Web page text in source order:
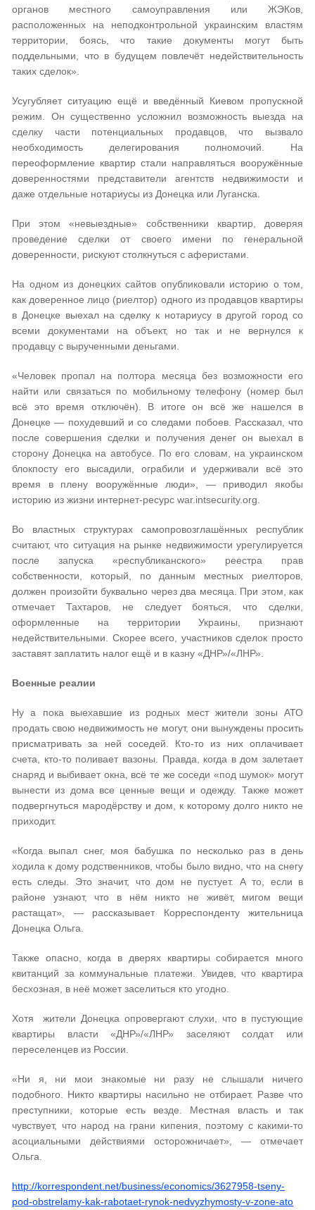
органов местного самоуправления или ЖЭКов,
расположенных на неподконтрольной украинским властям
территории, боясь, что такие документы могут быть
поддельными, что в будущем повлечёт недействительность
таких сделок».
Усугубляет ситуацию ещё и введённый Киевом пропускной
режим. Он существенно усложнил возможность выезда на
сделку части потенциальных продавцов, что вызвало
необходимость делегирования полномочий. На
переоформление квартир стали направляться вооружённые
доверенностями представители агентств недвижимости и
даже отдельные нотариусы из Донецка или Луганска.
При этом «невыездные» собственники квартир, доверяя
проведение сделки от своего имени по генеральной
доверенности, рискуют столкнуться с аферистами.
На одном из донецких сайтов опубликовали историю о том,
как доверенное лицо (риелтор) одного из продавцов квартиры
в Донецке выехал на сделку к нотариусу в другой город со
всеми документами на объект, но так и не вернулся к
продавцу с вырученными деньгами.
«Человек пропал на полтора месяца без возможности его
найти или связаться по мобильному телефону (номер был
всё это время отключён). В итоге он всё же нашелся в
Донецке — похудевший и со следами побоев. Рассказал, что
после совершения сделки и получения денег он выехал в
сторону Донецка на автобусе. По его словам, на украинском
блокпосту его высадили, ограбили и удерживали всё это
время в плену вооружённые люди», — приводил якобы
историю из жизни интернет-ресурс war.intsecurity.org.
Во властных структурах самопровозглашённых республик
считают, что ситуация на рынке недвижимости урегулируется
после запуска «республиканского» реестра прав
собственности, который, по данным местных риелторов,
должен произойти буквально через два месяца. При этом, как
отмечает Тахтаров, не следует бояться, что сделки,
оформленные на территории Украины, признают
недействительными. Скорее всего, участников сделок просто
заставят заплатить налог ещё и в казну «ДНР»/«ЛНР».
Военные реалии
Ну а пока выехавшие из родных мест жители зоны АТО
продать свою недвижимость не могут, они вынуждены просить
присматривать за ней соседей. Кто-то из них оплачивает
счета, кто-то поливает вазоны. Правда, когда в дом залетает
снаряд и выбивает окна, всё те же соседи «под шумок» могут
вынести из дома все ценные вещи и одежду. Также может
подвергнуться мародёрству и дом, к которому долго никто не
приходит.
«Когда выпал снег, моя бабушка по несколько раз в день
ходила к дому родственников, чтобы было видно, что на снегу
есть следы. Это значит, что дом не пустует. А то, если в
районе узнают, что в нём никто не живёт, мигом вещи
растащат», — рассказывает Корреспонденту жительница
Донецка Ольга.
Также опасно, когда в дверях квартиры собирается много
квитанций за коммунальные платежи. Увидев, что квартира
бесхозная, в неё может заселиться кто угодно.
Хотя жители Донецка опровергают слухи, что в пустующие
квартиры власти «ДНР»/«ЛНР» заселяют солдат или
переселенцев из России.
«Ни я, ни мои знакомые ни разу не слышали ничего
подобного. Никто квартиры насильно не отбирает. Разве что
преступники, которые есть везде. Местная власть и так
чувствует, что народ на грани кипения, поэтому с какими-то
асоциальными действиями осторожничает», — отмечает
Ольга.
http://korrespondent.net/business/economics/3627958-tseny-
pod-obstrelamy-kak-rabotaet-rynok-nedvyzhymosty-v-zone-ato